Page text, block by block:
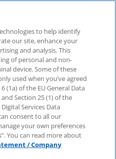
(TMT)
to help identify
our site, enhance your
and analysis. This
of personal and non-
device. Some of these
used when you’ve agreed
(1a) of the EU General Data
Section 25 (1) of the
Services Data
consent to all our
your own preferences
You can read more about
/ Company